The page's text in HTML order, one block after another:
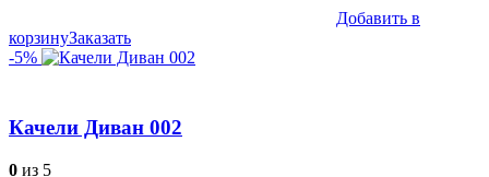
Добавить в
корзинуЗаказать
-5%
Качели Диван 002
0 из 5